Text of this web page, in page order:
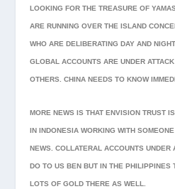
LOOKING FOR THE TREASURE OF
ARE RUNNING OVER THE ISLAND
WHO ARE DELIBERATING DAY AND
GLOBAL ACCOUNTS ARE UNDER
OTHERS. CHINA NEEDS TO KNOW
MORE NEWS IS THAT ENVISION TRUST
IN INDONESIA WORKING WITH
NEWS. COLLATERAL ACCOUNTS UNDER
DO TO US BEN BUT IN THE PHILIPPINES
LOTS OF GOLD THERE AS WELL.